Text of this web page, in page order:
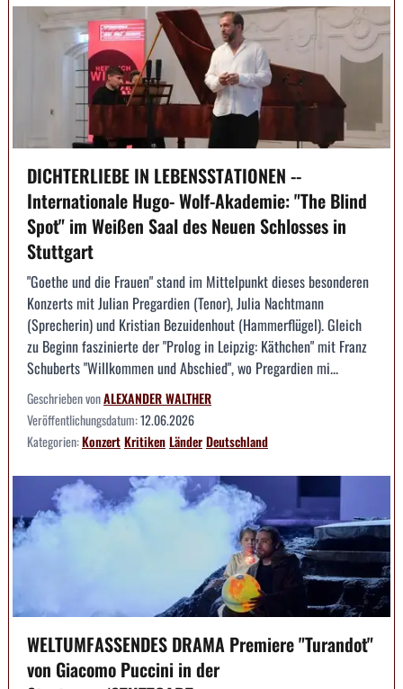
DICHTERLIEBE IN LEBENSSTATIONEN --
Internationale Hugo- Wolf-Akademie: "The Blind
Spot" im Weißen Saal des Neuen Schlosses in
Stuttgart
"Goethe und die Frauen" stand im Mittelpunkt dieses besonderen
Konzerts mit Julian Pregardien (Tenor), Julia Nachtmann
(Sprecherin) und Kristian Bezuidenhout (Hammerflügel). Gleich
zu Beginn faszinierte der "Prolog in Leipzig: Käthchen" mit Franz
Schuberts "Willkommen und Abschied", wo Pregardien mi...
Geschrieben vonALEXANDER WALTHER
Veröffentlichungsdatum:12.06.2026
Kategorien:KonzertKritikenLänderDeutschland
WELTUMFASSENDES DRAMA Premiere "Turandot"
von Giacomo Puccini in der